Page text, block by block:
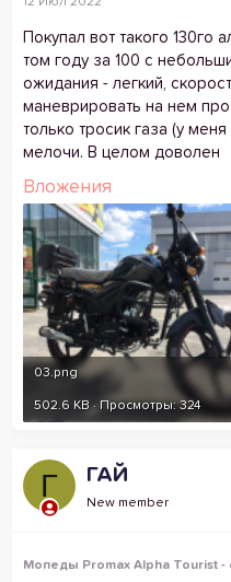
Покупал вот такого 130го
том году за 100 с
ожидания - легкий,
маневрировать на нем
только тросик газа (у
мелочи. В целом доволен
Вложения
03.png
502.6 KB · Просмотры: 324
Г ГАЙ
New member
Мопеды Promax Alpha Tourist -